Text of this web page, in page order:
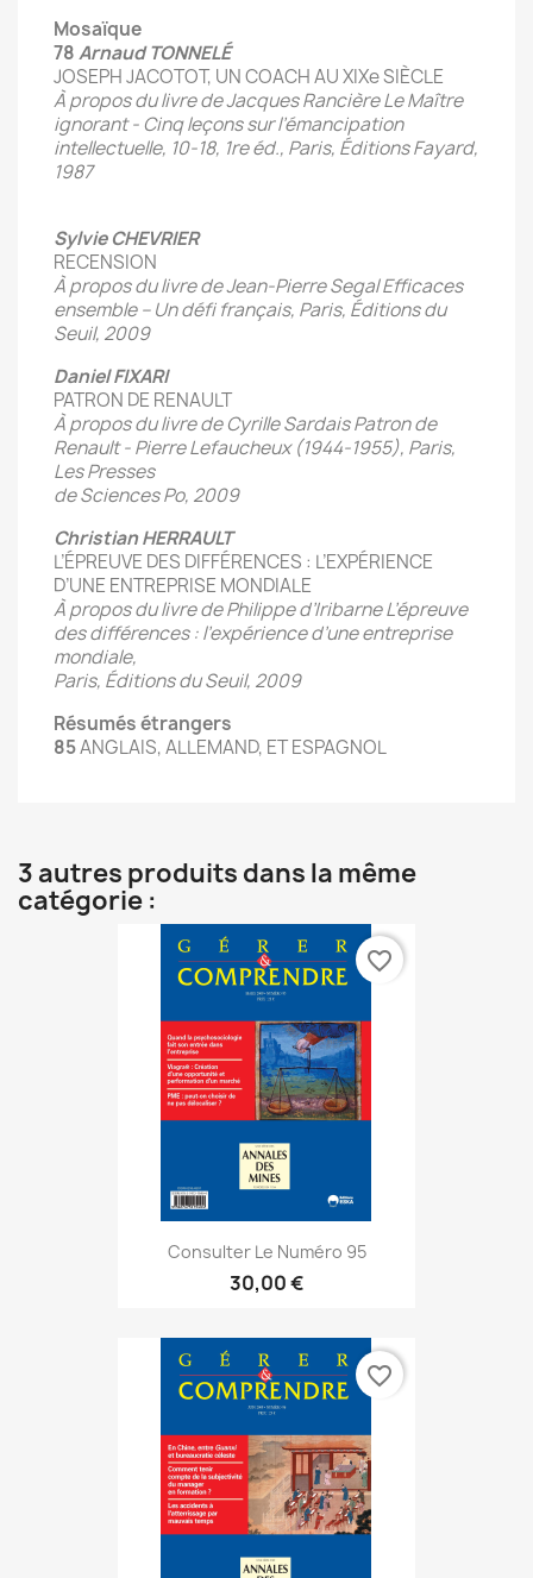
Mosaïque
78Arnaud TONNELÉ
JOSEPH JACOTOT, UN COACH AU XIXe SIÈCLE
À propos du livre de Jacques Rancière Le Maître
ignorant - Cinq leçons sur l’émancipation
intellectuelle, 10-18, 1re éd., Paris, Éditions Fayard,
1987
Sylvie CHEVRIER
RECENSION
À propos du livre de Jean-Pierre Segal Efficaces
ensemble – Un défi français, Paris, Éditions du
Seuil, 2009
Daniel FIXARI
PATRON DE RENAULT
À propos du livre de Cyrille Sardais Patron de
Renault - Pierre Lefaucheux (1944-1955), Paris,
Les Presses
de Sciences Po, 2009
Christian HERRAULT
L’ÉPREUVE DES DIFFÉRENCES : L’EXPÉRIENCE
D’UNE ENTREPRISE MONDIALE
À propos du livre de Philippe d’Iribarne L’épreuve
des différences : l’expérience d’une entreprise
mondiale,
Paris, Éditions du Seuil, 2009
Résumés étrangers
85ANGLAIS, ALLEMAND, ET ESPAGNOL
3 autres produits dans la même
catégorie :
Consulter Le Numéro 95
30,00 €
favorite_border
favorite_border